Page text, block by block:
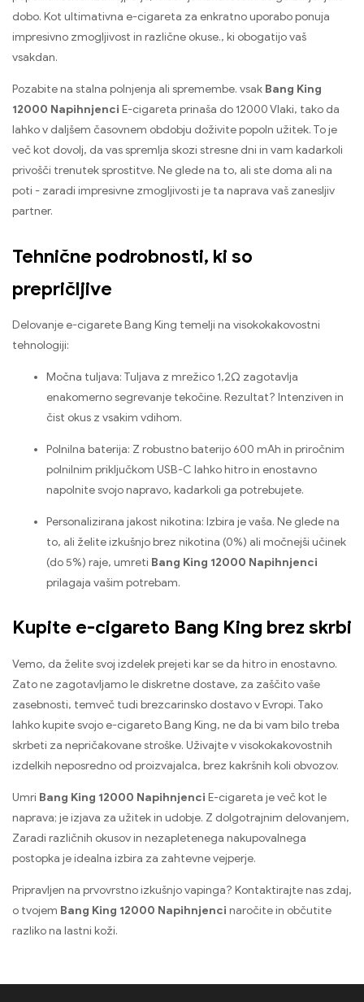
dobo. Kot ultimativna e-cigareta za enkratno uporabo ponuja
impresivno zmogljivost in različne okuse., ki obogatijo vaš
vsakdan.
Pozabite na stalna polnjenja ali spremembe. vsak Bang King
12000 Napihnjenci E-cigareta prinaša do 12000 Vlaki, tako da
lahko v daljšem časovnem obdobju doživite popoln užitek. To je
več kot dovolj, da vas spremlja skozi stresne dni in vam kadarkoli
privošči trenutek sprostitve. Ne glede na to, ali ste doma ali na
poti - zaradi impresivne zmogljivosti je ta naprava vaš zanesljiv
partner.
Tehnične podrobnosti, ki so
prepričljive
Delovanje e-cigarete Bang King temelji na visokokakovostni
tehnologiji:
Močna tuljava: Tuljava z mrežico 1,2Ω zagotavlja
enakomerno segrevanje tekočine. Rezultat? Intenziven in
čist okus z vsakim vdihom.
Polnilna baterija: Z robustno baterijo 600 mAh in priročnim
polnilnim priključkom USB-C lahko hitro in enostavno
napolnite svojo napravo, kadarkoli ga potrebujete.
Personalizirana jakost nikotina: Izbira je vaša. Ne glede na
to, ali želite izkušnjo brez nikotina (0%) ali močnejši učinek
(do 5%) raje, umreti Bang King 12000 Napihnjenci
prilagaja vašim potrebam.
Kupite e-cigareto Bang King brez skrbi
Vemo, da želite svoj izdelek prejeti kar se da hitro in enostavno.
Zato ne zagotavljamo le diskretne dostave, za zaščito vaše
zasebnosti, temveč tudi brezcarinsko dostavo v Evropi. Tako
lahko kupite svojo e-cigareto Bang King, ne da bi vam bilo treba
skrbeti za nepričakovane stroške. Uživajte v visokokakovostnih
izdelkih neposredno od proizvajalca, brez kakršnih koli obvozov.
Umri Bang King 12000 Napihnjenci E-cigareta je več kot le
naprava; je izjava za užitek in udobje. Z dolgotrajnim delovanjem,
Zaradi različnih okusov in nezapletenega nakupovalnega
postopka je idealna izbira za zahtevne vejperje.
Pripravljen na prvovrstno izkušnjo vapinga? Kontaktirajte nas zdaj,
o tvojem Bang King 12000 Napihnjenci naročite in občutite
razliko na lastni koži.